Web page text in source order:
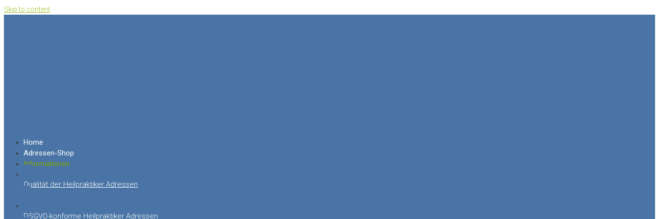
Skip to content
Home
Adressen-Shop
Informationen
Qualität der Heilpraktiker Adressen
DSGVO-konforme Heilpraktiker Adressen